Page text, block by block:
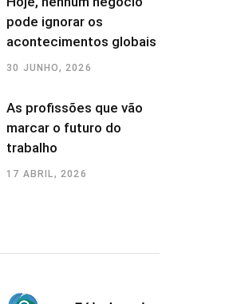
pode ignorar os
acontecimentos globais
30 JUNHO, 2026
As profissões que vão
marcar o futuro do
trabalho
17 ABRIL, 2026